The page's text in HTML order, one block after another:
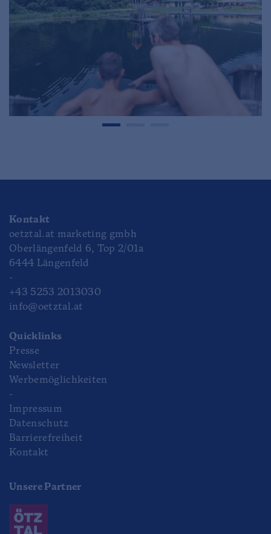
Kontakt
oetztal.at marketing gmbh
Oberlängenfeld 6, Top 2/01a
6444 Längenfeld
-
+43 5253 2013030
info@oetztal.at
Quicklinks
Presse
Newsletter
Werbemöglichkeiten
-
Impressum
Datenschutz
Barrierefreiheit
Kontakt
Unsere Partner